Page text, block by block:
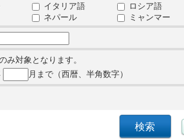
イタリア語 ロシア語
ネパール ミャンマー
み対象となります。
月まで（西暦、半角数字）